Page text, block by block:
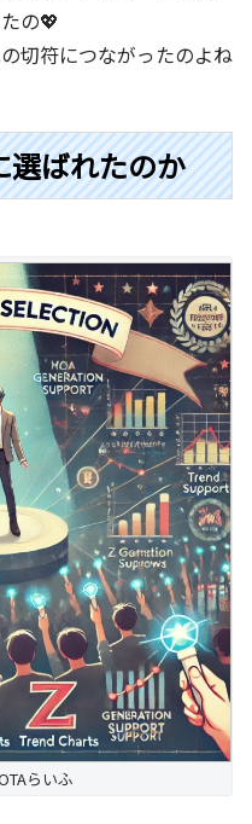
の💖
切符につながったのよね
選ばれたのか
らいふ